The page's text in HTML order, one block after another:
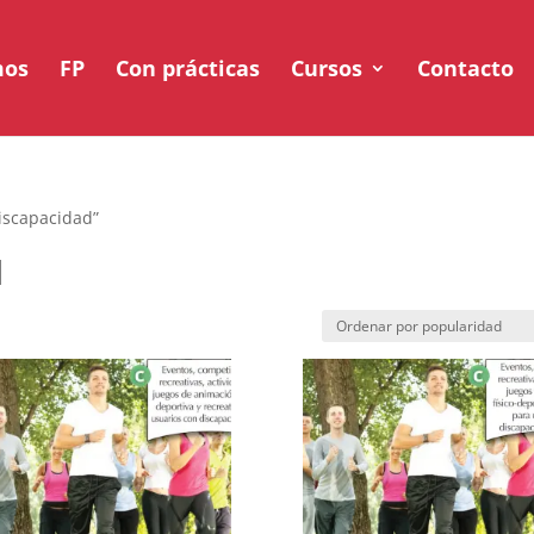
FP Con prácticas Cursos Contacto